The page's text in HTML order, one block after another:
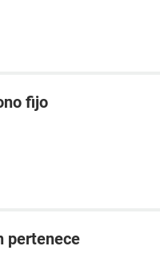
fijo
pertenece